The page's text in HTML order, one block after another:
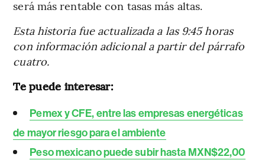
será más rentable con tasas más altas.
Esta historia fue actualizada a las 9:45 horas
con información adicional a partir del párrafo
cuatro.
Te puede interesar:
Pemex y CFE, entre las empresas energéticas
de mayor riesgo para el ambiente
Peso mexicano puede subir hasta MXN$22,00